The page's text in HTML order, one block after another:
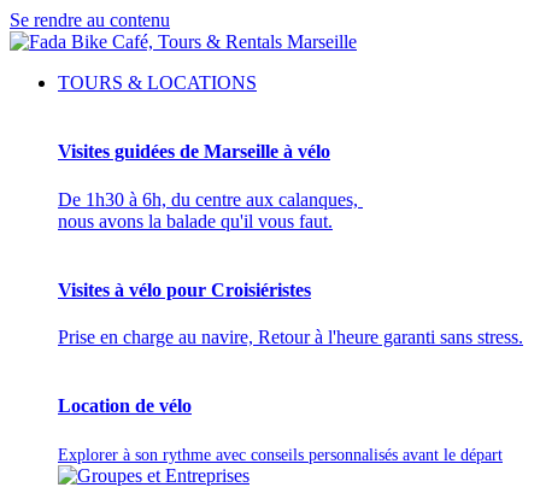
Se rendre au contenu
TOURS & LOCATIONS
Visites guidées de Marseille à vélo
De 1h30 à 6h, du centre aux calanques,
nous avons la balade qu'il vous faut.
Visites à vélo pour Croisiéristes
Prise en charge au navire, Retour à l'heure garanti sans stress.
Location de vélo
Explorer à son rythme avec conseils personnalisés avant le départ